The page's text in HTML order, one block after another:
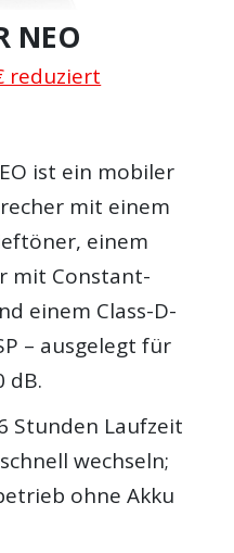
NEO
reduziert
ist ein mobiler
mit einem
einem
mit Constant-
einem Class-D-
– ausgelegt für
dB.
Stunden Laufzeit
wechseln;
ohne Akku